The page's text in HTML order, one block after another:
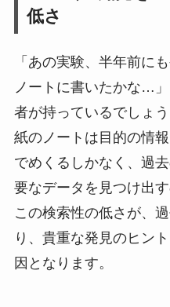
低さ
「あの実験、半年前に
ノートに書いたかな…
者が持っているでしょう
紙のノートは目的の情
でめくるしかなく、過
要なデータを見つけ出
この検索性の低さが、
り、貴重な発見のヒン
因となります。